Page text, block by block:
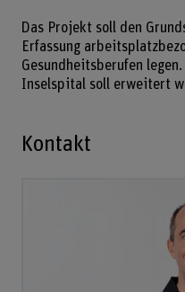
Das Projekt soll den
Erfassung
Gesundheitsberufen
Inselspital soll erweitert
Kontakt